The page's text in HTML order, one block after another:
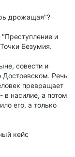
дрожащая"?
и
Безумия.
совести и
Достоевском. Речь
превращает
в насилие, а потом
его, а только
кейс